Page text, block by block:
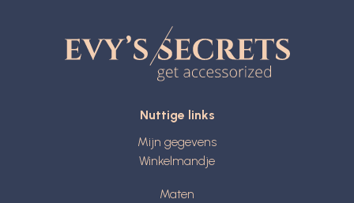
Nuttige links
Mijn gegevens
Winkelmandje
Maten